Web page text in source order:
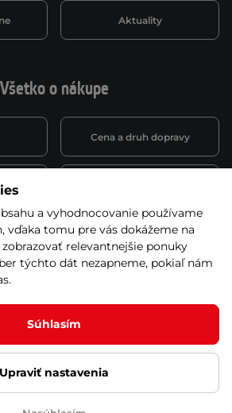
Všetko o nákupe
Cena a druh dopravy
Reklamácie a záruka
Aktuality
SK, s.r.o. Všetky práva vyhradené
Nastavenie cookies
a vyhodnocovanie používame
vďaka tomu pre vás dokážeme na
relevantnejšie ponuky
týchto dát nezapneme, pokiaľ nám
Súhlasím
Upraviť nastavenia